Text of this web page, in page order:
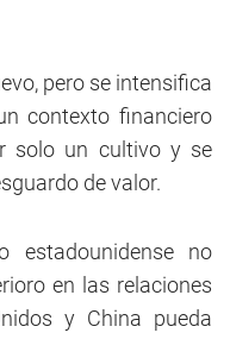
pero se intensifica
contexto financiero
solo un cultivo y se
de valor.
estadounidense no
en las relaciones
y China pueda